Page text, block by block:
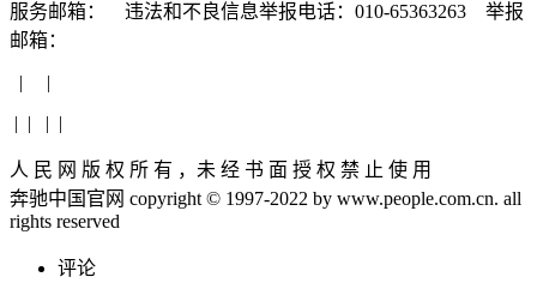
服务邮箱： 违法和不良信息举报电话：010-65363263 举报
邮箱：
| |
| | | |
人 民 网 版 权 所 有 ，未 经 书 面 授 权 禁 止 使 用
奔驰中国官网 copyright © 1997-2022 by www.people.com.cn. all
rights reserved
评论